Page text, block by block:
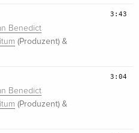
Benedict
(Produzent) &
3:43
Benedict
(Produzent) &
3:04